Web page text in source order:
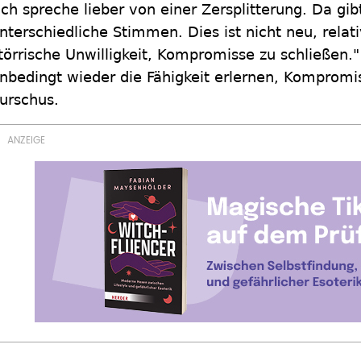
spreche lieber von einer Zersplitterung. Da
Stimmen. Dies ist nicht neu,
Unwilligkeit, Kompromisse zu
wieder die Fähigkeit erlernen,